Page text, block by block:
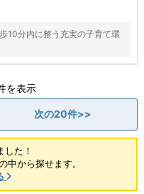
10分内に整う充実の子育て環
を表示
次の20件>>
した！
中から探せます。